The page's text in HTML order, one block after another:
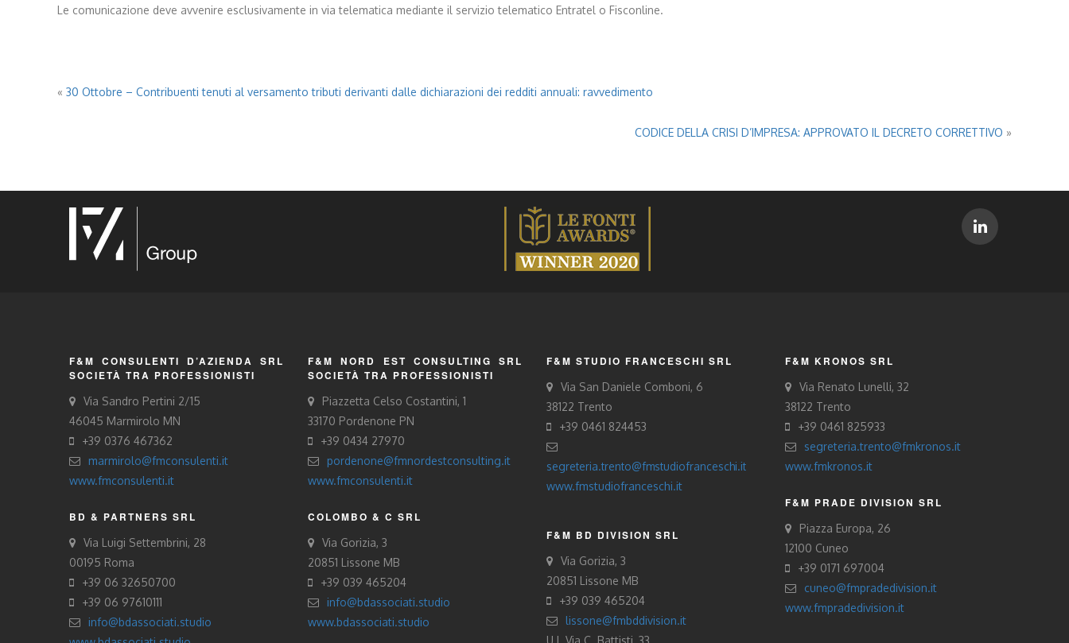
Le comunicazione deve avvenire esclusivamente in via telematica mediante il servizio telematico Entratel o Fisconline.
« 30 Ottobre – Contribuenti tenuti al versamento tributi derivanti dalle dichiarazioni dei redditi annuali: ravvedimento
CODICE DELLA CRISI D’IMPRESA: APPROVATO IL DECRETO CORRETTIVO »
F&M CONSULENTI D’AZIENDA SRL
SOCIETÀ TRA PROFESSIONISTI
Via Sandro Pertini 2/15
46045 Marmirolo MN
+39 0376 467362
marmirolo@fmconsulenti.it
www.fmconsulenti.it
BD & PARTNERS SRL
Via Luigi Settembrini, 28
00195 Roma
+39 06 32650700
+39 06 97610111
info@bdassociati.studio
F&M NORD EST CONSULTING SRL
SOCIETÀ TRA PROFESSIONISTI
Piazzetta Celso Costantini, 1
33170 Pordenone PN
+39 0434 27970
pordenone@fmnordestconsulting.it
www.fmconsulenti.it
COLOMBO & C SRL
Via Gorizia, 3
20851 Lissone MB
+39 039 465204
info@bdassociati.studio
www.bdassociati.studio
F&M STUDIO FRANCESCHI SRL
Via San Daniele Comboni, 6
38122 Trento
+39 0461 824453
segreteria.trento@fmstudiofranceschi.it
www.fmstudiofranceschi.it
F&M BD DIVISION SRL
Via Gorizia, 3
20851 Lissone MB
+39 039 465204
lissone@fmbddivision.it
U.L Via C. Battisti, 33
F&M KRONOS SRL
Via Renato Lunelli, 32
38122 Trento
+39 0461 825933
segreteria.trento@fmkronos.it
www.fmkronos.it
F&M PRADE DIVISION SRL
Piazza Europa, 26
12100 Cuneo
+39 0171 697004
cuneo@fmpradedivision.it
www.fmpradedivision.it